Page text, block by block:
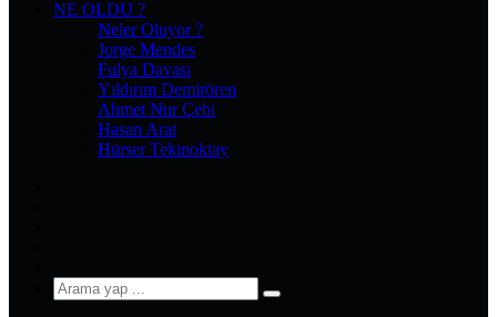
NE OLDU ?
Neler Oluyor ?
Jorge Mendes
Fulya Davası
Yıldırım Demirören
Ahmet Nur Çebi
Hasan Arat
Hürser Tekinoktay
Arama